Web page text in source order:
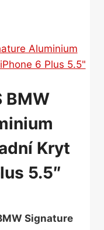
BMW
Kryt
5.5″
Signature